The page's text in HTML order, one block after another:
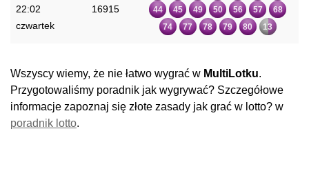
22:02
czwartek
16915
44
45 49 50 56 57
68
74
77 78 79 80 13
Wszyscy wiemy, że nie łatwo wygrać w MultiLotku.
Przygotowaliśmy poradnik jak wygrywać? Szczegółowe
informacje zapoznaj się złote zasady jak grać w lotto? w
poradnik lotto.